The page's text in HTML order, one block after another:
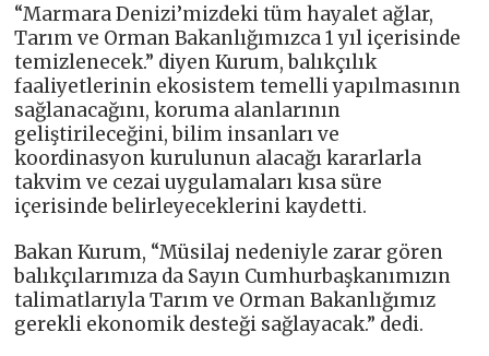
“Marmara Denizi’mizdeki tüm hayalet ağlar,
Tarım ve Orman Bakanlığımızca 1 yıl içerisinde
temizlenecek.” diyen Kurum, balıkçılık
faaliyetlerinin ekosistem temelli yapılmasının
sağlanacağını, koruma alanlarının
geliştirileceğini, bilim insanları ve
koordinasyon kurulunun alacağı kararlarla
takvim ve cezai uygulamaları kısa süre
içerisinde belirleyeceklerini kaydetti.
Bakan Kurum, “Müsilaj nedeniyle zarar gören
balıkçılarımıza da Sayın Cumhurbaşkanımızın
talimatlarıyla Tarım ve Orman Bakanlığımız
gerekli ekonomik desteği sağlayacak.” dedi.